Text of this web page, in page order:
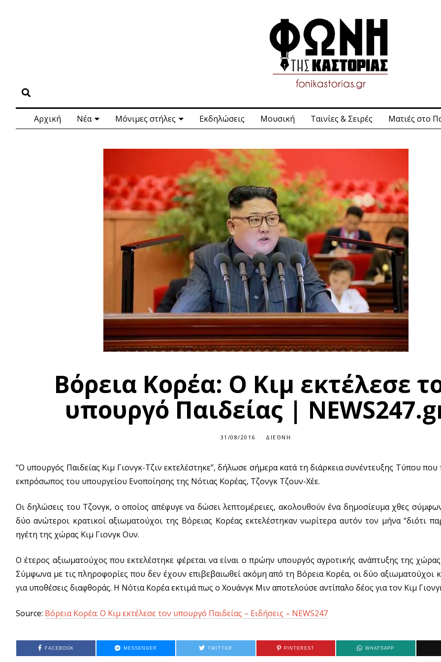
Αρχική Νέα Μόνιμες στήλες Εκδηλώσεις Μουσική Ταινίες & Σειρές Ματιές στο
Βόρεια Κορέα: Ο Κιμ εκτέλεσε
υπουργό Παιδείας |
31/08/2016
8
/
2
ΔΙΕΘΝΉ
“Ο υπουργός Παιδείας Κιμ Γιονγκ-Τζιν εκτελέστηκε”, δήλωσε σήμερα κατά τη διάρκεια συνέντευξης Τύπου
εκπρόσωπος του υπουργείου Ενοποίησης της Νότιας Κορέας, Τζονγκ Τζουν-Χέε.
Οι δηλώσεις του Τζονγκ, ο οποίος απέφυγε να δώσει λεπτομέρειες, ακολουθούν ένα δημοσίευμα χθες
δύο ανώτεροι κρατικοί αξιωματούχοι της Βόρειας Κορέας εκτελέστηκαν νωρίτερα αυτόν τον μήνα “διότι
ηγέτη της χώρας Κιμ Γιονγκ Ουν.
Ο έτερος αξιωματούχος που εκτελέστηκε φέρεται να είναι ο πρώην υπουργός αγροτικής ανάπτυξης της
Σύμφωνα με τις πληροφορίες που δεν έχουν επιβεβαιωθεί ακόμη από τη Βόρεια Κορέα, οι δύο αξιωματούχοι
για υποθέσεις διαφθοράς. Η Νότια Κορέα εκτιμά πως ο Χουάνγκ Μιν αποτελούσε αντίπαλο δέος για τον Κιμ
Source: Βόρεια Κορέα: Ο Κιμ εκτέλεσε τον υπουργό Παιδείας – Ειδήσεις – NEWS247
FACEBOOK MESSENGER TWITTER PINTEREST WHATSAPP